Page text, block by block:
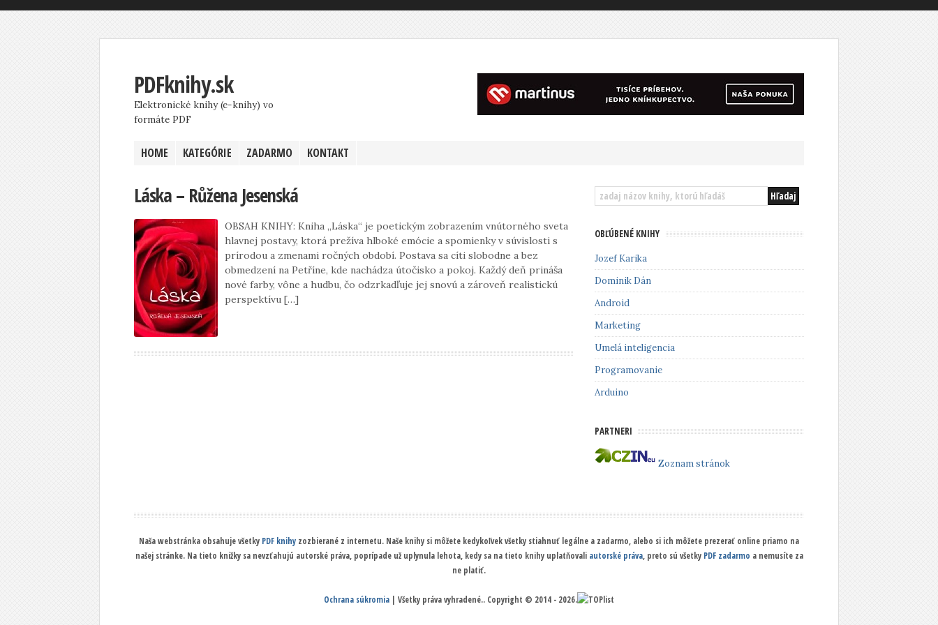
PDFknihy.sk
Elektronické knihy (e-knihy) vo
formáte PDF
HOME KATEGÓRIE ZADARMO KONTAKT
Láska – Růžena Jesenská
OBSAH KNIHY: Kniha „Láska“ je poetickým zobrazením vnútorného sveta
hlavnej postavy, ktorá prežíva hlboké emócie a spomienky v súvislosti s
prírodou a zmenami ročných období​​. Postava sa cíti slobodne a bez
obmedzení na Petříne, kde nachádza útočisko a pokoj​​. Každý deň prináša
nové farby, vône a hudbu, čo odzrkadľuje jej snovú a zároveň realistickú
perspektívu […]
OBĽÚBENÉ KNIHY
Jozef Karika
Dominik Dán
Android
Marketing
Umelá inteligencia
Programovanie
Arduino
PARTNERI
Zoznam stránok
Naša webstránka obsahuje všetky PDF knihy zozbierané z internetu. Naše knihy si môžete kedykoľvek všetky stiahnuť legálne a zadarmo, alebo si ich môžete prezerať online priamo na
našej stránke. Na tieto knižky sa nevzťahujú autorské práva, poprípade už uplynula lehota, kedy sa na tieto knihy uplatňovali autorské práva, preto sú všetky PDF zadarmo a nemusíte za
ne platiť.
Ochrana súkromia | Všetky práva vyhradené.. Copyright © 2014 - 2026.